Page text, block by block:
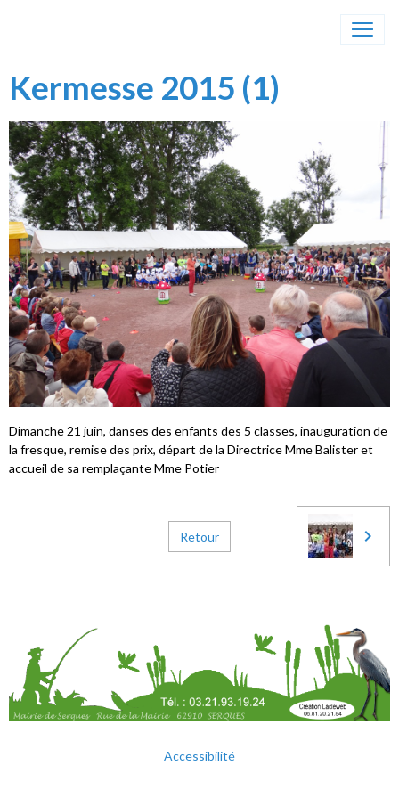
Kermesse 2015 (1)
Dimanche 21 juin, danses des enfants des 5 classes, inauguration de
la fresque, remise des prix, départ de la Directrice Mme Balister et
accueil de sa remplaçante Mme Potier
Retour
Accessibilité